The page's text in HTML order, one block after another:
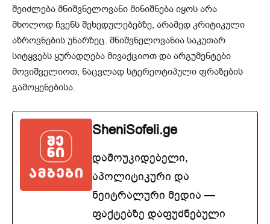
შეიძლება მნიშვნელოვანი მინიშნება იყოს არა
მხოლოდ ჩვენს შეხედულებებზე, არამედ კრიტიკული
აზროვნების უნარზეც. მნიშვნელოვანია საკუთარ
სიტყვებს ყურადღება მივაქციოთ და არგუმენტები
მოვიშველიოთ, ნაცვლად სტერეოტიპული ფრაზების
გამოყენებისა.
SheniSofeli.ge
დამოუკიდებელი,
აპოლიტიკური და
ნეიტრალური მედია —
ფაქტებზე დაფუძნებული